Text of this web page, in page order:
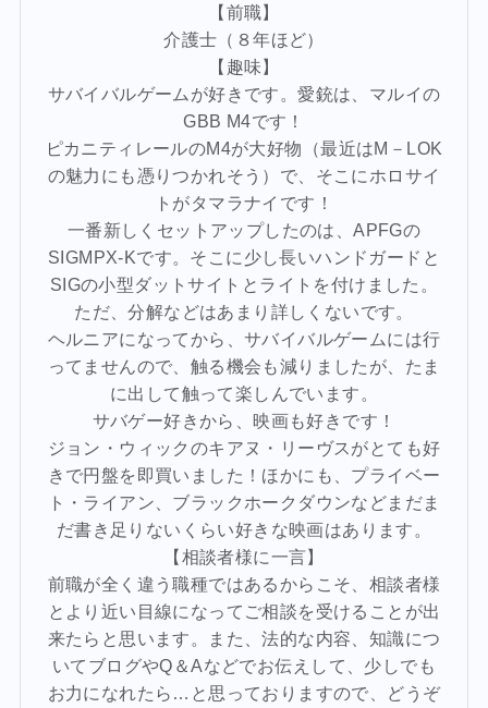
【前職】
介護士（８年ほど）
【趣味】
サバイバルゲームが好きです。愛銃は、マルイの
GBB M4です！
ピカニティレールのM4が大好物（最近はM－LOK
の魅力にも憑りつかれそう）で、そこにホロサイ
トがタマラナイです！
一番新しくセットアップしたのは、APFGの
SIGMPX-Kです。そこに少し長いハンドガードと
SIGの小型ダットサイトとライトを付けました。
ただ、分解などはあまり詳しくないです。
ヘルニアになってから、サバイバルゲームには行
ってませんので、触る機会も減りましたが、たま
に出して触って楽しんでいます。
サバゲー好きから、映画も好きです！
ジョン・ウィックのキアヌ・リーヴスがとても好
きで円盤を即買いました！ほかにも、プライベー
ト・ライアン、ブラックホークダウンなどまだま
だ書き足りないくらい好きな映画はあります。
【相談者様に一言】
前職が全く違う職種ではあるからこそ、相談者様
とより近い目線になってご相談を受けることが出
来たらと思います。また、法的な内容、知識につ
いてブログやQ＆Aなどでお伝えして、少しでも
お力になれたら…と思っておりますので、どうぞ